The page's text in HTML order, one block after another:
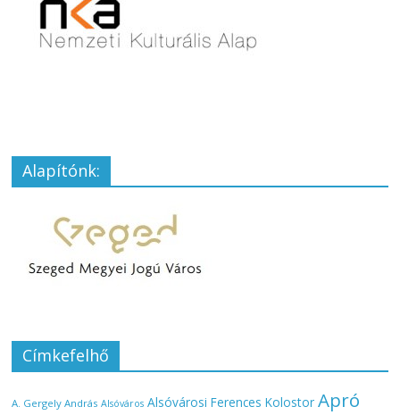
Alapítónk:
Címkefelhő
A. Gergely András Alsóváros Alsóvárosi Ferences Kolostor Apró